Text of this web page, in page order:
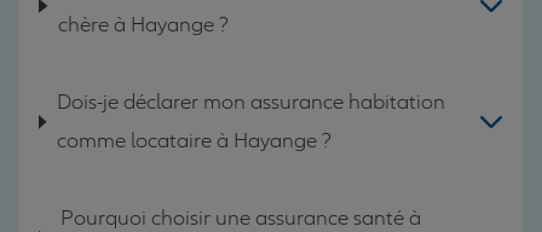
chère à Hayange ?
Dois-je déclarer mon assurance habitation
comme locataire à Hayange ?
Pourquoi choisir une assurance santé à